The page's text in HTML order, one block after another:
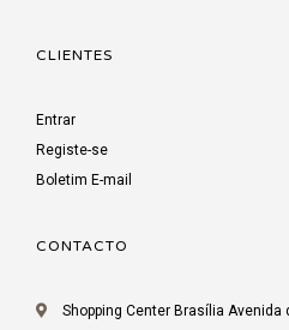
CLIENTES
Entrar
Registe-se
Boletim E-mail
CONTACTO
Shopping Center Brasília Avenida